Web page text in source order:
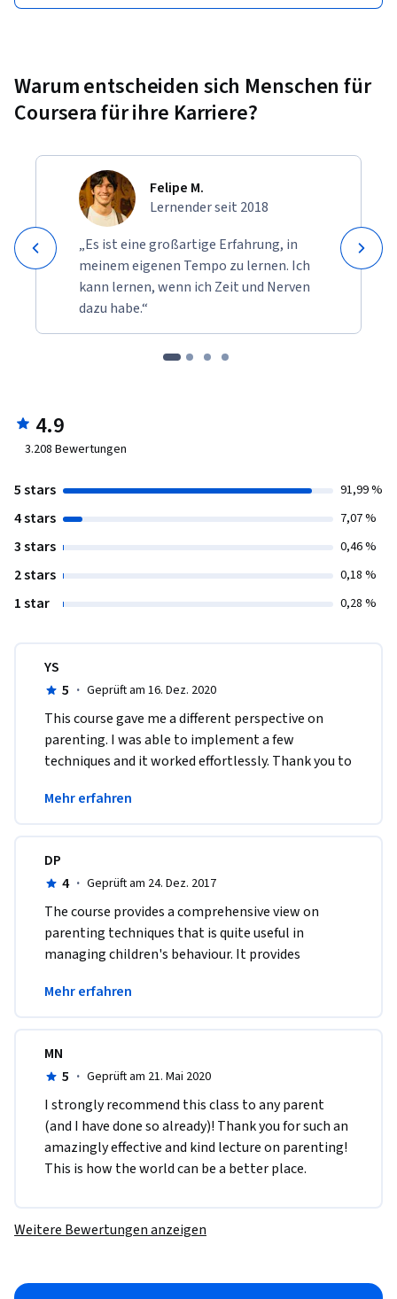
Warum entscheiden sich Menschen für
Coursera für ihre Karriere?
Felipe M.
Lernender seit 2018
„Es ist eine großartige Erfahrung, in
meinem eigenen Tempo zu lernen. Ich
kann lernen, wenn ich Zeit und Nerven
dazu habe.“
4.9
3.208 Bewertungen
5 stars 91,99 %
4 stars 7,07 %
3 stars 0,46 %
2 stars 0,18 %
1 star 0,28 %
YS
5 · Geprüft am 16. Dez. 2020
This course gave me a different perspective on
parenting. I was able to implement a few
techniques and it worked effortlessly. Thank you to
well.
Mehr erfahren
DP
4 · Geprüft am 24. Dez. 2017
The course provides a comprehensive view on
parenting techniques that is quite useful in
managing children's behaviour. It provides
everyday life.
Mehr erfahren
MN
5 · Geprüft am 21. Mai 2020
I strongly recommend this class to any parent
(and I have done so already)! Thank you for such an
amazingly effective and kind lecture on parenting!
This is how the world can be a better place.
Weitere Bewertungen anzeigen